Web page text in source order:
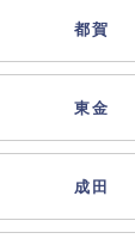
都賀
東金
成田